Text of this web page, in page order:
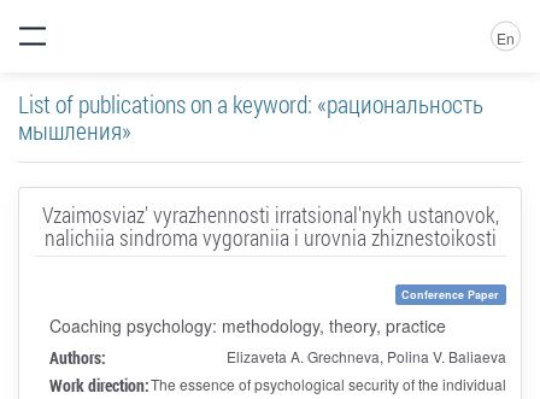
En
List of publications on a keyword: «рациональность
мышления»
Vzaimosviaz' vyrazhennosti irratsional'nykh ustanovok,
nalichiia sindroma vygoraniia i urovnia zhiznestoikosti
Conference Paper
Coaching psychology: methodology, theory, practice
Authors: Elizaveta A. Grechneva, Polina V. Baliaeva
Work direction:The essence of psychological security of the individual